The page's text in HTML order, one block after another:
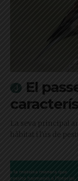
El
La seva principal
hàbitat i l'ús de